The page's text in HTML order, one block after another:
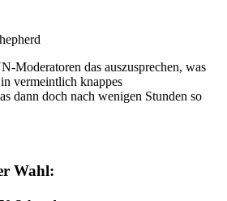
Moderatoren das auszusprechen, was
vermeintlich knappes
dann doch nach wenigen Stunden so
Wahl: